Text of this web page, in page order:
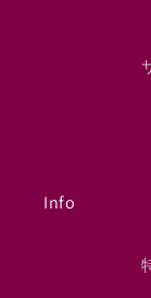
Info